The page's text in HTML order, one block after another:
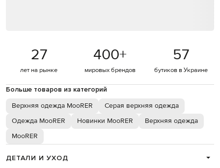
27
лет на рынке
400+
мировых брендов
57
бутиков в Украине
Больше товаров из категорий
Верхняя одежда MooRER
Серая верхняя одежда
Одежда MooRER
Новинки MooRER
Верхняя одежда
MooRER
ДЕТАЛИ И УХОД